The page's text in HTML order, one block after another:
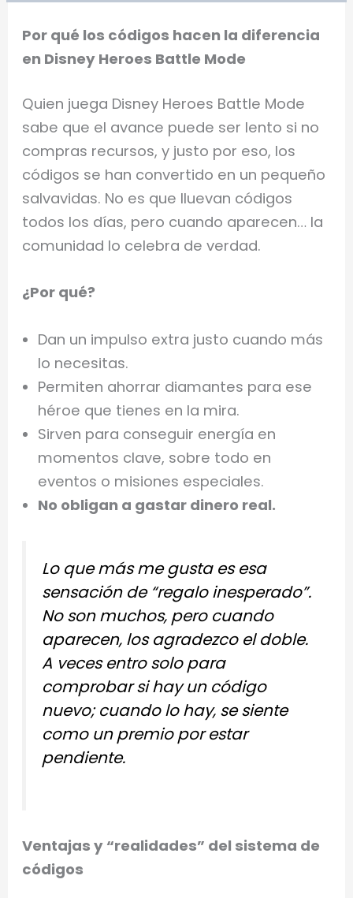
Por qué los códigos hacen la diferencia
en Disney Heroes Battle Mode
Quien juega Disney Heroes Battle Mode
sabe que el avance puede ser lento si no
compras recursos, y justo por eso, los
códigos se han convertido en un pequeño
salvavidas. No es que lluevan códigos
todos los días, pero cuando aparecen… la
comunidad lo celebra de verdad.
¿Por qué?
Dan un impulso extra justo cuando más
lo necesitas.
Permiten ahorrar diamantes para ese
héroe que tienes en la mira.
Sirven para conseguir energía en
momentos clave, sobre todo en
eventos o misiones especiales.
No obligan a gastar dinero real.
Lo que más me gusta es esa
sensación de “regalo inesperado”.
No son muchos, pero cuando
aparecen, los agradezco el doble.
A veces entro solo para
comprobar si hay un código
nuevo; cuando lo hay, se siente
como un premio por estar
pendiente.
Ventajas y “realidades” del sistema de
códigos